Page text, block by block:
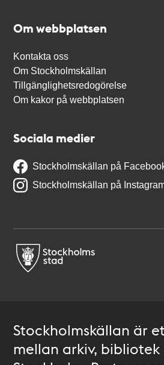
Om webbplatsen
Kontakta oss
Om Stockholmskällan
Tillgänglighetsredogörelse
Om kakor på webbplatsen
Sociala medier
Stockholmskällan på
Stockholmskällan på
Stockholmskällan är
mellan arkiv, bibliotek